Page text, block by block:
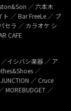
／ 六本木
ト ／ Bar FreeLe ／ プ
セラ ／ カラオケ シ
CAFE
／イシバシ楽器 ／ ア
／
／ Cruce
MOREBUDGET ／